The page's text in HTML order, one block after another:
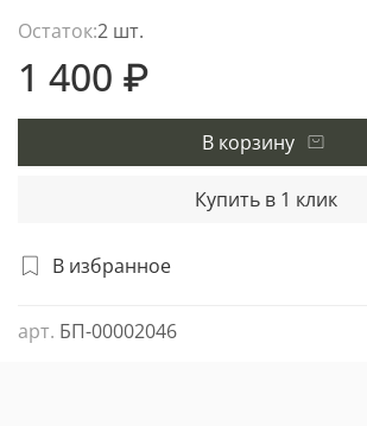
В избранное
арт. БП-00002046
Остаток:2 шт.
1 400 ₽
В корзину
Купить в 1 клик